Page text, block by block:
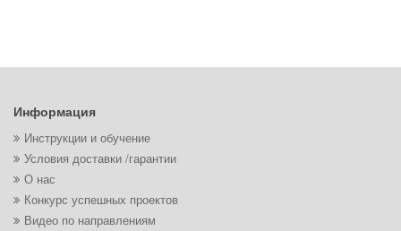
Информация
Инструкции и обучение
Условия доставки /гарантии
О нас
Конкурс успешных проектов
Видео по направлениям